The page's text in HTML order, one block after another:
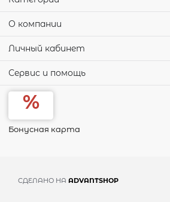
О компании
Личный кабинет
Сервис и помощь
Бонусная карта
СДЕЛАНО НА ADVANTSHOP